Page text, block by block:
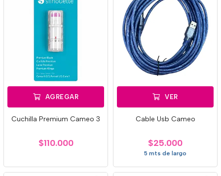
AGREGAR
Cuchilla Premium Cameo 3
$110.000
VER
Cable Usb Cameo
$25.000
5 mts de largo